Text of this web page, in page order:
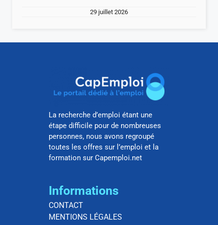
29 juillet 2026
La recherche d’emploi étant une
étape difficile pour de nombreuses
personnes, nous avons regroupé
toutes les offres sur l’emploi et la
formation sur Capemploi.net
Informations
CONTACT
MENTIONS LÉGALES